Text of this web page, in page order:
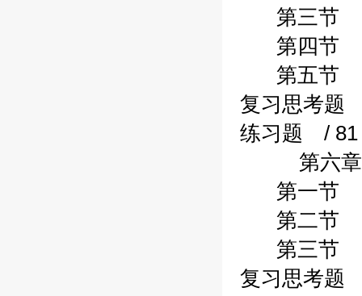
第三节
第四节 借
第五节
复习思考题
练习题 / 81
第六章
第一节
第二节 预
第三节 资
复习思考题